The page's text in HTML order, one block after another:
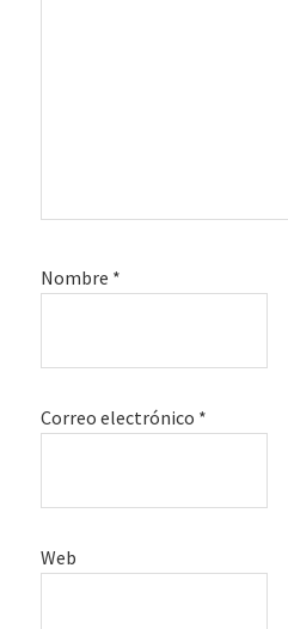
Nombre *
Correo electrónico *
Web